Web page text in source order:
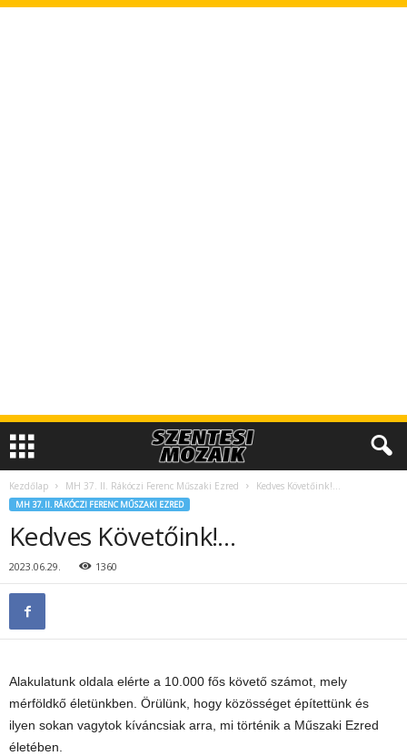
Kezdőlap MH 37. II. Rákóczi Ferenc Műszaki Ezred Kedves Követőink!…
MH 37. II. RÁKÓCZI FERENC MŰSZAKI EZRED
Kedves Követőink!…
2023.06.29. 1360
Alakulatunk oldala elérte a 10.000 fős követő számot, mely
mérföldkő életünkben. Örülünk, hogy közösséget építettünk és
ilyen sokan vagytok kíváncsiak arra, mi történik a Műszaki Ezred
életében.